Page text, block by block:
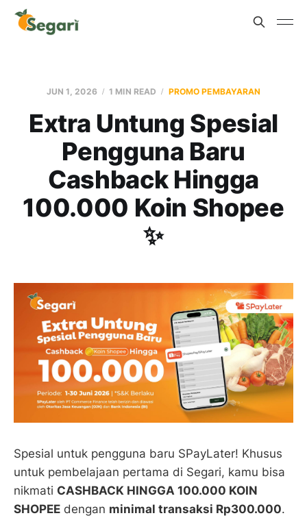
JUN 1, 2026 1 MIN READ PROMO PEMBAYARAN
Extra Untung Spesial
Pengguna Baru
Cashback Hingga
100.000 Koin Shopee
✨
Spesial untuk pengguna baru SPayLater! Khusus
untuk pembelajaan pertama di Segari, kamu bisa
nikmati CASHBACK HINGGA 100.000 KOIN
SHOPEE dengan minimal transaksi Rp300.000.